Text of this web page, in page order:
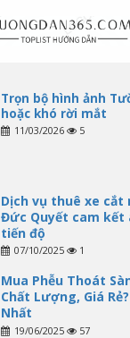
Trọn bộ hình ảnh
hoặc khó rời mắt
11/03/2026 5
Dịch vụ thuê xe cắt
Đức Quyết cam kết
tiến độ
07/10/2025 1
Mua Phễu Thoát
Chất Lượng, Giá
Nhất
19/06/2025 57